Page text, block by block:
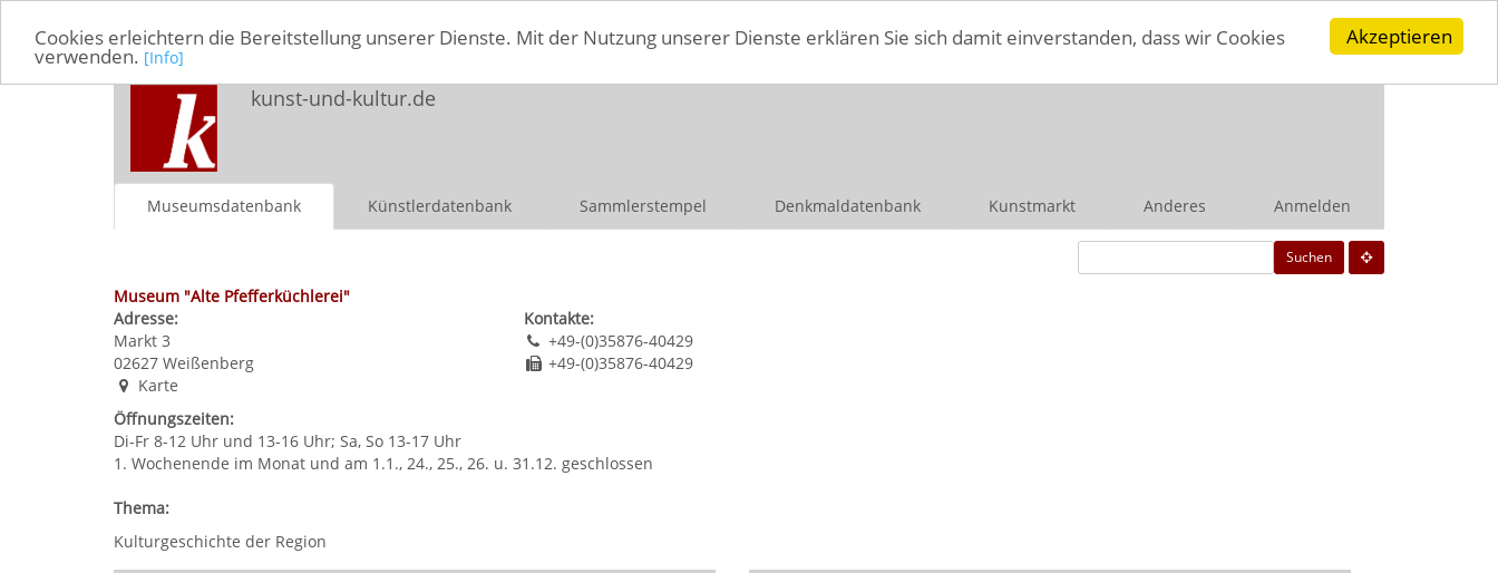
Akzeptieren
Cookies erleichtern die Bereitstellung unserer Dienste. Mit der Nutzung unserer Dienste erklären Sie sich damit einverstanden, dass wir Cookies
verwenden. [Info]
kunst-und-kultur.de
Museumsdatenbank Künstlerdatenbank Sammlerstempel Denkmaldatenbank Kunstmarkt Anderes Anmelden
Suchen
Museum "Alte Pfefferküchlerei"
Adresse:
Markt 3
02627 Weißenberg
Karte
Kontakte:
+49-(0)35876-40429
+49-(0)35876-40429
Öffnungszeiten:
Di-Fr 8-12 Uhr und 13-16 Uhr; Sa, So 13-17 Uhr
1. Wochenende im Monat und am 1.1., 24., 25., 26. u. 31.12. geschlossen
Thema:
Kulturgeschichte der Region